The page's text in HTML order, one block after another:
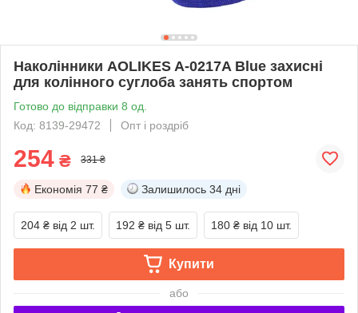
Наколінники AOLIKES A-0217A Blue захисні
для колінного суглоба занять спортом
Готово до відправки 8 од.
Код: 8139-29472
Опт і роздріб
254 ₴ 331 ₴
Економія 77 ₴ Залишилось 34 дні
204 ₴ від 2 шт. 192 ₴ від 5 шт. 180 ₴ від 10 шт.
Купити
або